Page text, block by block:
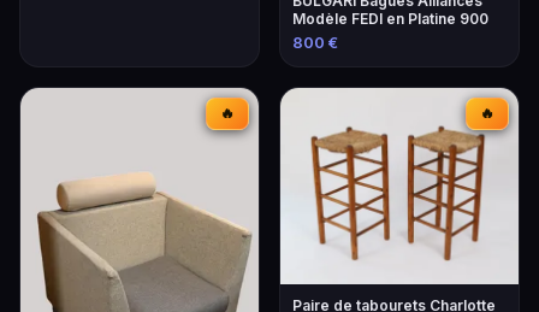
Modèle FEDI en Platine 900
800 €
🔥 🔥
Paire de tabourets Charlotte